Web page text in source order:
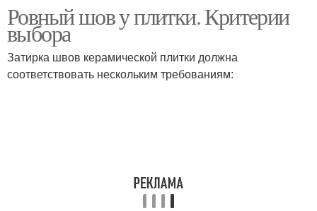
Швы на плитке Проблемы со швами
Ровный шов у плитки. Критерии
выбора
Затирка швов керамической плитки должна
соответствовать нескольким требованиям: